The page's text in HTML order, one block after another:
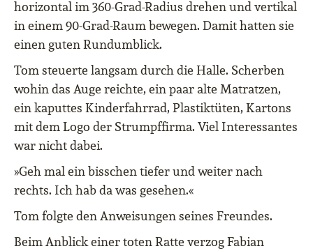
horizontal im 360-Grad-Radius drehen und vertikal
in einem 90-Grad-Raum bewegen. Damit hatten sie
einen guten Rundumblick.
Tom steuerte langsam durch die Halle. Scherben
wohin das Auge reichte, ein paar alte Matratzen,
ein kaputtes Kinderfahrrad, Plastiktüten, Kartons
mit dem Logo der Strumpffirma. Viel Interessantes
war nicht dabei.
»Geh mal ein bisschen tiefer und weiter nach
rechts. Ich hab da was gesehen.«
Tom folgte den Anweisungen seines Freundes.
Beim Anblick einer toten Ratte verzog Fabian